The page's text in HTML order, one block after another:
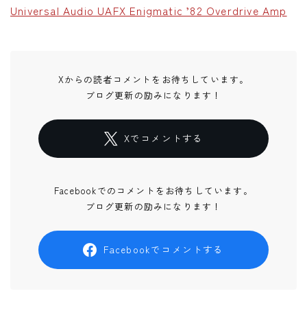
Universal Audio UAFX Enigmatic ’82 Overdrive Amp
Xからの読者コメントをお待ちしています。
ブログ更新の励みになります！
Xでコメントする
Facebookでのコメントをお待ちしています。
ブログ更新の励みになります！
Facebookでコメントする